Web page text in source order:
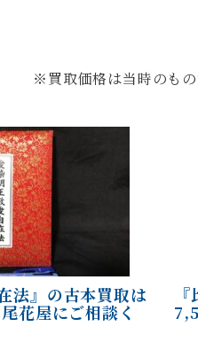
※買取価格は当時のもの
法』の古本買取は
花屋にご相談く